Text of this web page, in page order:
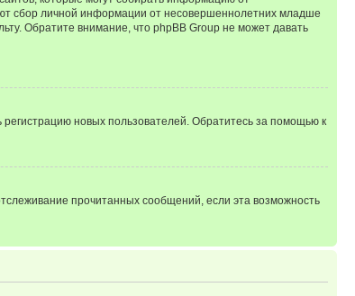
сбор личной информации от несовершеннолетних младше
Обратите внимание, что phpBB Group не может давать
новых пользователей. Обратитесь за помощью к
прочитанных сообщений, если эта возможность